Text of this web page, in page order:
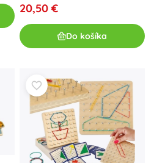
20,50 €
Do košíka